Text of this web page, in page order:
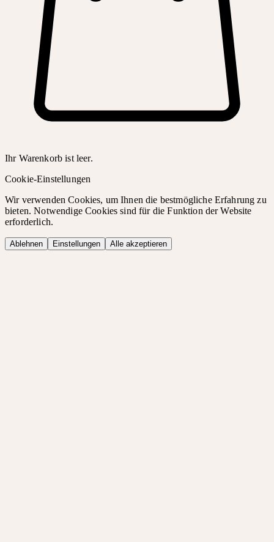
Ihr Warenkorb ist leer.
Cookie-Einstellungen
Wir verwenden Cookies, um Ihnen die bestmögliche Erfahrung zu
bieten. Notwendige Cookies sind für die Funktion der Website
erforderlich.
Ablehnen Einstellungen Alle akzeptieren